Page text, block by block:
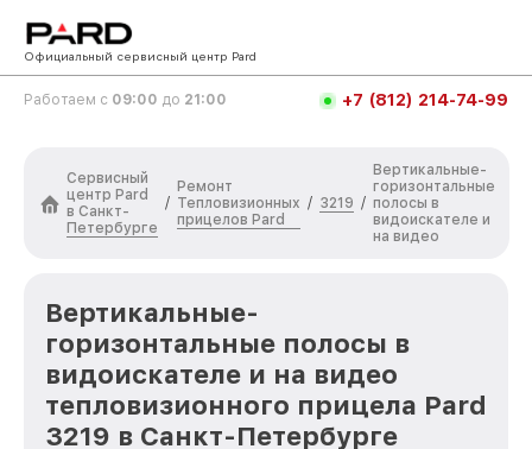
Официальный сервисный центр Pard
Работаем с 09:00 до 21:00 +7 (812) 214-74-99
Сервисный
центр Pard
в Санкт-
Петербурге
/
Ремонт
Тепловизионных
прицелов Pard
/ 3219 /
Вертикальные-
горизонтальные
полосы в
видоискателе и
на видео
Вертикальные-
горизонтальные полосы в
видоискателе и на видео
тепловизионного прицела Pard
3219 в Санкт-Петербурге